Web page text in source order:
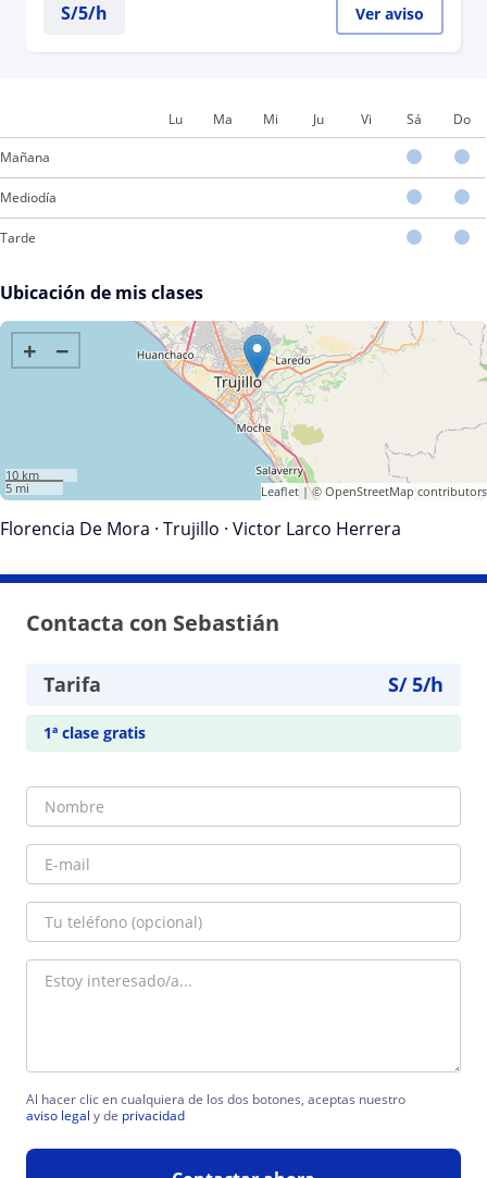
S/5/h Ver aviso
Lu Ma Mi Ju Vi Sá Do
Mañana
Mediodía
Tarde
Ubicación de mis clases
+ −
10 km
5 mi
Leaflet| © OpenStreetMap contributors
Florencia De Mora · Trujillo · Victor Larco Herrera
Contacta con Sebastián
Tarifa S/5/h
1ª clase gratis
Al hacer clic en cualquiera de los dos botones, aceptas nuestro
aviso legal y de privacidad